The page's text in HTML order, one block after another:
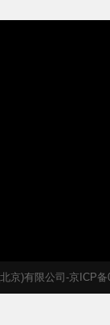
京)有限公司-京ICP